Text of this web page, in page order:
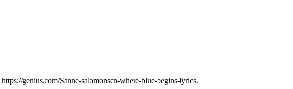
https://genius.com/Sanne-salomonsen-where-blue-begins-lyrics.